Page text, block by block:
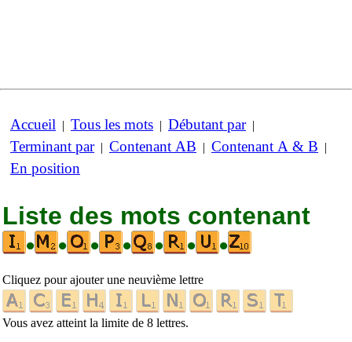
Accueil | Tous les mots | Débutant par|
Terminant par| Contenant AB | Contenant A & B |
En position
Liste des mots contenant
•
• • • • • •
Cliquez pour ajouter une neuvième lettre
Vous avez atteint la limite de 8 lettres.